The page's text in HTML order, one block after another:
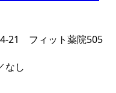
21 フィット薬院505
なし